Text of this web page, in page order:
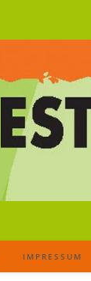
IMPRESSUM